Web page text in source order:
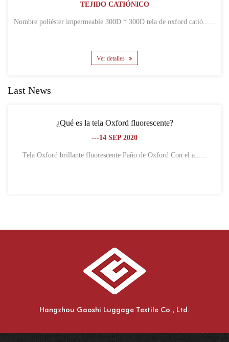
TEJIDO CATIÓNICO
Nombre poliéster impermeable 300D * 300D tela de oxford catió......
Ver detalles
Last News
¿Qué es la tela Oxford fluorescente?
---14 SEP 2020
Tela Oxford brillante fluorescente Paño de Oxford Con el a......
Hangzhou Gaoshi Luggage Textile Co., Ltd.